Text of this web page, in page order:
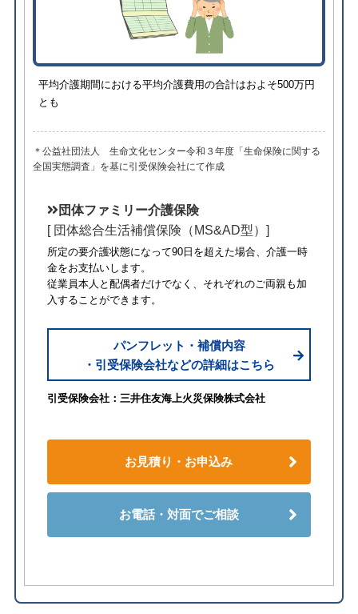
平均介護期間における平均介護費用の合計はおよそ500万円
とも
＊公益社団法人 生命文化センター令和３年度「生命保険に関する
全国実態調査」を基に引受保険会社にて作成
団体ファミリー介護保険
[ 団体総合生活補償保険（MS&AD型）]
所定の要介護状態になって90日を超えた場合、介護一時
金をお支払いします。
従業員本人と配偶者だけでなく、それぞれのご両親も加
入することができます。
パンフレット・補償内容
・引受保険会社などの詳細はこちら
引受保険会社：三井住友海上火災保険株式会社
お見積り・お申込み
お電話・対面でご相談